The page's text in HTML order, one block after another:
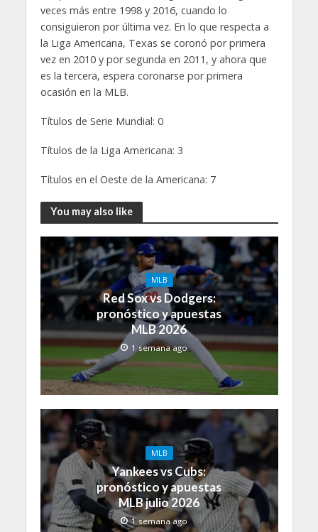
veces más entre 1998 y 2016, cuando lo
consiguieron por última vez. En lo que respecta a
la Liga Americana, Texas se coronó por primera
vez en 2010 y por segunda en 2011, y ahora que
es la tercera, espera coronarse por primera
ocasión en la MLB.
Títulos de Serie Mundial: 0
Títulos de la Liga Americana: 3
Títulos en el Oeste de la Americana: 7
You may also like
MLB
Red Sox vs Dodgers:
pronóstico y apuestas
MLB 2026
1 semana ago
MLB
Yankees vs Cubs:
pronóstico y apuestas
MLB julio 2026
1 semana ago